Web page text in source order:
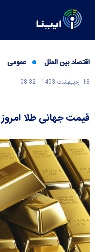
اقتصاد بین الملل عمومی
18 ارديبهشت 1403 - 08:32
قیمت جهانی طلا امروز ۱۴۰۳/۰۲/۱۸